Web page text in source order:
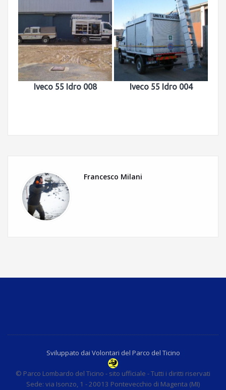
Iveco 55 Idro 008 Iveco 55 Idro 004
Francesco Milani
Sviluppato dai Volontari del Parco del Ticino
© Parco Lombardo del Ticino - sito ufficiale - Tutti i diritti riservati
Sede: via Isonzo, 1 - 20013 Pontevecchio di Magenta (MI)